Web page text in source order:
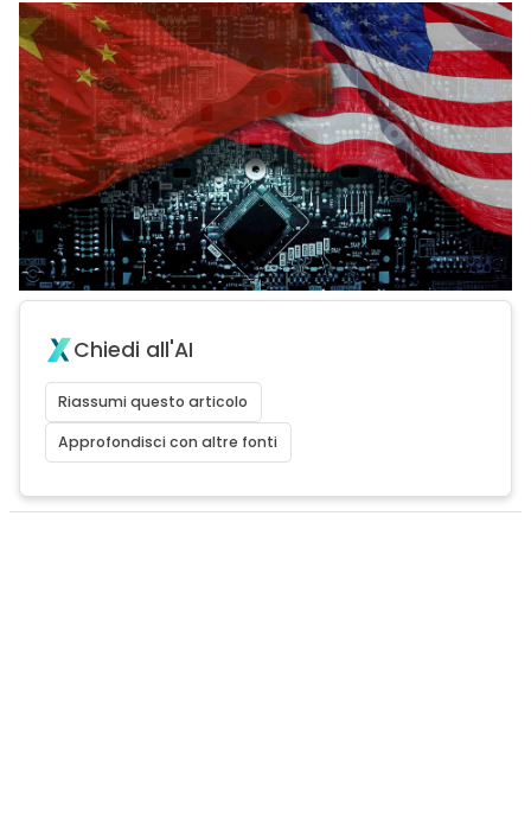
Chiedi all'AI
Riassumi questo articolo
Approfondisci con altre fonti